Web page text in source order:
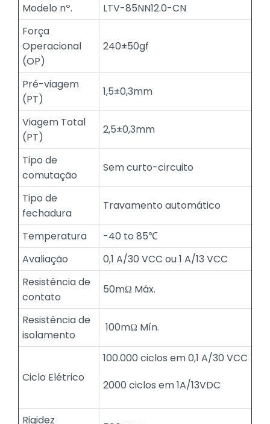
Modelo nº.
LTV-85NN12.0-CN
Força
Operacional
(OP)
240±50gf
Pré-viagem
(PT)
1,5±0,3mm
Viagem Total
(PT)
2,5±0,3mm
Tipo de
comutação
Sem curto-circuito
Tipo de
fechadura
Travamento automático
Temperatura
-40 to 85℃
Avaliação
0,1 A/30 VCC ou 1 A/13 VCC
Resistência de
contato
50mΩ Máx.
Resistência de
isolamento
100mΩ Mín.
Ciclo Elétrico
100.000 ciclos em 0,1 A/30 VCC
2000 ciclos em 1A/13VDC
Rigidez